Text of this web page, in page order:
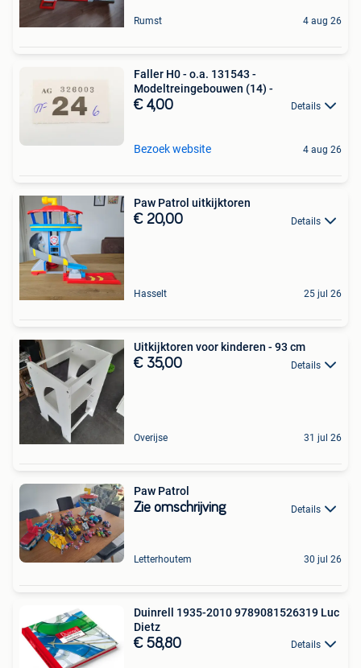
Rumst 4 aug 26
Faller H0 - o.a. 131543 -
Modeltreingebouwen (14) -
€ 4,00 Details
Bezoek website 4 aug 26
Paw Patrol uitkijktoren
€ 20,00 Details
Hasselt 25 jul 26
Uitkijktoren voor kinderen - 93 cm
€ 35,00 Details
Overijse 31 jul 26
Paw Patrol
Zie omschrijving Details
Letterhoutem 30 jul 26
Duinrell 1935-2010 9789081526319 Luc
Dietz
€ 58,80 Details